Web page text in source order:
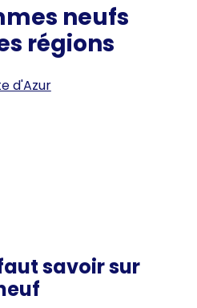
neufs
régions
d'Azur
savoir sur